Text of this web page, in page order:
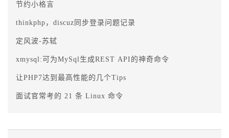
节约小格言
thinkphp，discuz同步登录问题记录
定风波-苏轼
xmysql:可为MySql生成REST API的神奇命令
让PHP7达到最高性能的几个Tips
面试官常考的 21 条 Linux 命令